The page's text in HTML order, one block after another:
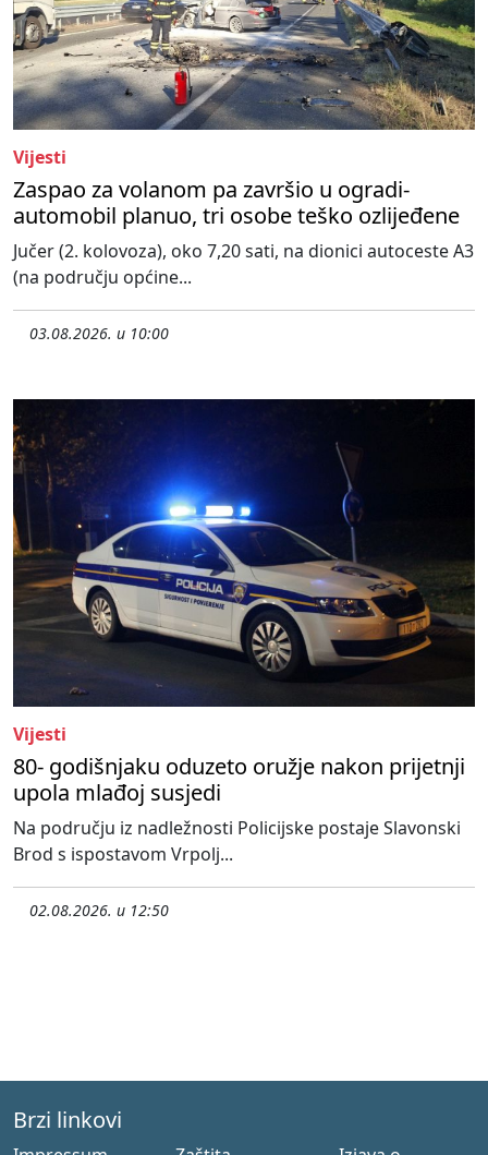
Vijesti
Zaspao za volanom pa završio u ogradi-
automobil planuo, tri osobe teško ozlijeđene
Jučer (2. kolovoza), oko 7,20 sati, na dionici autoceste A3
(na području općine...
03.08.2026. u 10:00
Vijesti
80- godišnjaku oduzeto oružje nakon prijetnji
upola mlađoj susjedi
Na području iz nadležnosti Policijske postaje Slavonski
Brod s ispostavom Vrpolj...
02.08.2026. u 12:50
Brzi linkovi